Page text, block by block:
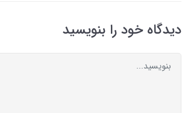
دیدگاه خود را بنویسید